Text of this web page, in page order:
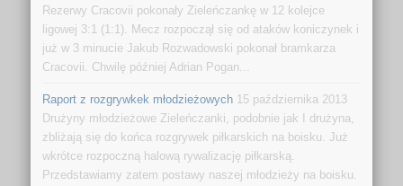
Rezerwy Cracovii pokonały Zieleńczankę w 12 kolejce
ligowej 3:1 (1:1). Mecz rozpoczął się od ataków koniczynek i
już w 3 minucie Jakub Rozwadowski pokonał bramkarza
Cracovii. Chwilę później Adrian Pogan...
Raport z rozgrywkek młodzieżowych 15 października 2013
Drużyny młodzieżowe Zieleńczanki, podobnie jak I drużyna,
zbliżają się do końca rozgrywek piłkarskich na boisku. Już
wkrótce rozpoczną halową rywalizację piłkarską.
Przedstawiamy zatem postawy naszej młodzieży na boisku.